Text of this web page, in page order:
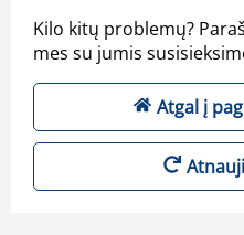
Kilo kitų problemų?
mes su jumis
Atgal į